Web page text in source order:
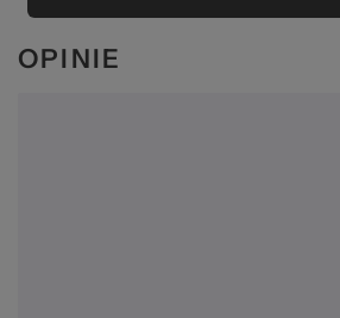
OPINIE